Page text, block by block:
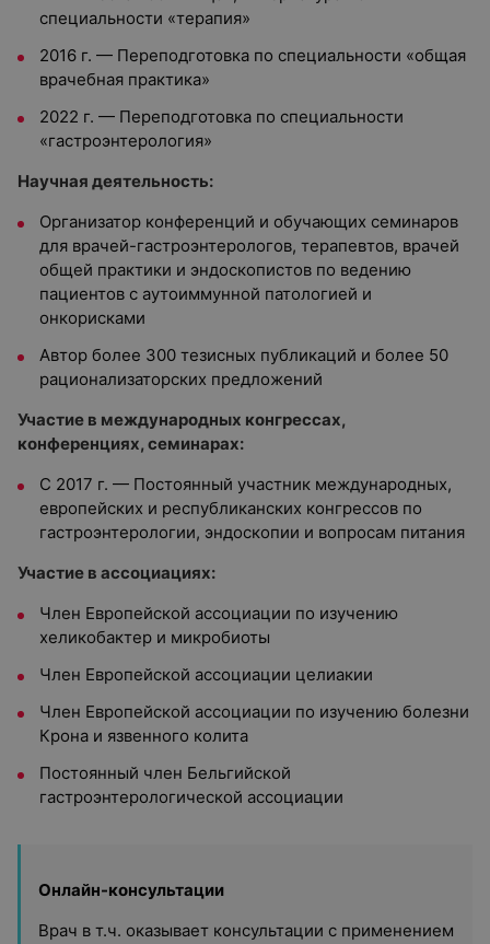
специальности «терапия»
2016 г. — Переподготовка по специальности «общая
врачебная практика»
2022 г. — Переподготовка по специальности
«гастроэнтерология»
Научная деятельность:
Организатор конференций и обучающих семинаров
для врачей-гастроэнтерологов, терапевтов, врачей
общей практики и эндоскопистов по ведению
пациентов с аутоиммунной патологией и
онкорисками
Автор более 300 тезисных публикаций и более 50
рационализаторских предложений
Участие в международных конгрессах,
конференциях, семинарах:
С 2017 г. — Постоянный участник международных,
европейских и республиканских конгрессов по
гастроэнтерологии, эндоскопии и вопросам питания
Участие в ассоциациях:
Член Европейской ассоциации по изучению
хеликобактер и микробиоты
Член Европейской ассоциации целиакии
Член Европейской ассоциации по изучению болезни
Крона и язвенного колита
Постоянный член Бельгийской
гастроэнтерологической ассоциации
Онлайн-консультации
Врач в т.ч. оказывает консультации с применением